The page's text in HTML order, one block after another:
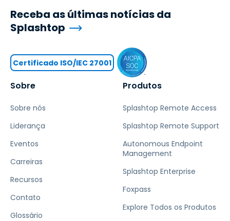
Sobre
Sobre nós
Liderança
Eventos
Carreiras
Recursos
Contato
Glossário
Produtos
Splashtop Remote Access
Splashtop Remote Support
Autonomous Endpoint
Management
Splashtop Enterprise
Foxpass
Explore Todos os Produtos
Receba as últimas notícias da
Splashtop
Certificado ISO/IEC 27001